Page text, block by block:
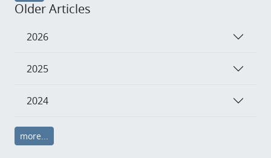
Older Articles
2026
2025
2024
more...